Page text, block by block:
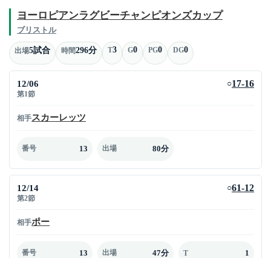
ヨーロピアンラグビーチャンピオンズカップ
ブリストル
出場5試合 時間296分 T3 G0 PG0 DG0
12/06
第1節
○17-16
相手スカーレッツ
番号 13 出場 80分
12/14
第2節
○61-12
相手ポー
番号 13 出場 47分 T 1